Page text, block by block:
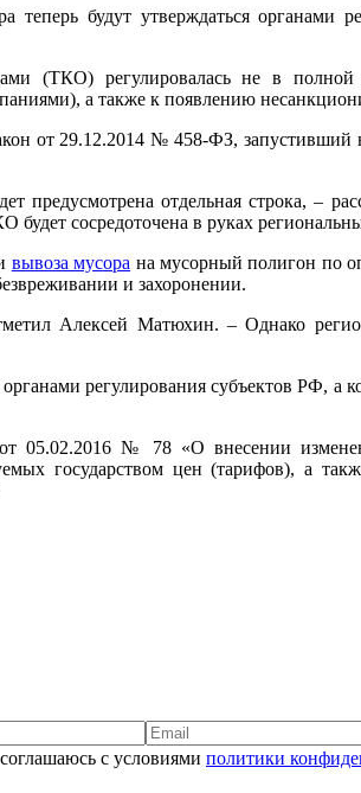
будут утверждаться органами
(ТКО) регулировалась не в
а также к появлению
от 29.12.2014 № 458-ФЗ,
предусмотрена отдельная строка, –
сосредоточена в руках
вывоза мусора на мусорный полигон по
и захоронении.
Алексей Матюхин. – Однако
регулирования субъектов РФ, а
05.02.2016 № 78 «О внесении
государством цен (тарифов), а
с условиями политики